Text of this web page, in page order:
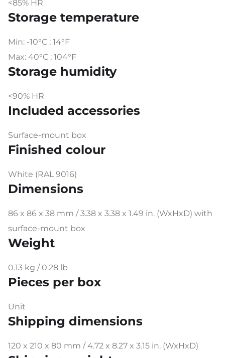
<85% HR
Storage temperature
Min: -10°C ; 14°F
Max: 40°C ; 104°F
Storage humidity
<90% HR
Included accessories
Surface-mount box
Finished colour
White (RAL 9016)
Dimensions
86 x 86 x 38 mm / 3.38 x 3.38 x 1.49 in. (WxHxD) with
surface-mount box
Weight
0.13 kg / 0.28 lb
Pieces per box
Unit
Shipping dimensions
120 x 210 x 80 mm / 4.72 x 8.27 x 3.15 in. (WxHxD)